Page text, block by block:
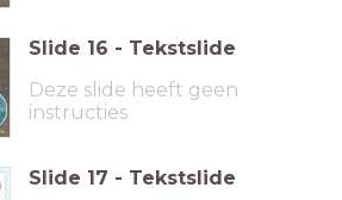
Slide 16 - Tekstslide
Deze slide heeft geen
instructies
Slide 17 - Tekstslide